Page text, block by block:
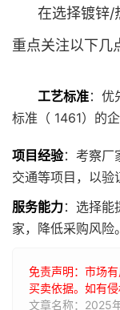
在选择镀锌/
重点关注以下几
工艺标准：优
标准（ 1461）的
项目经验：考察厂
交通等项目，以验
服务能力：选择能
家，降低采购风险。
免责声明：市场
买卖依据。如有侵
文章名称：2025